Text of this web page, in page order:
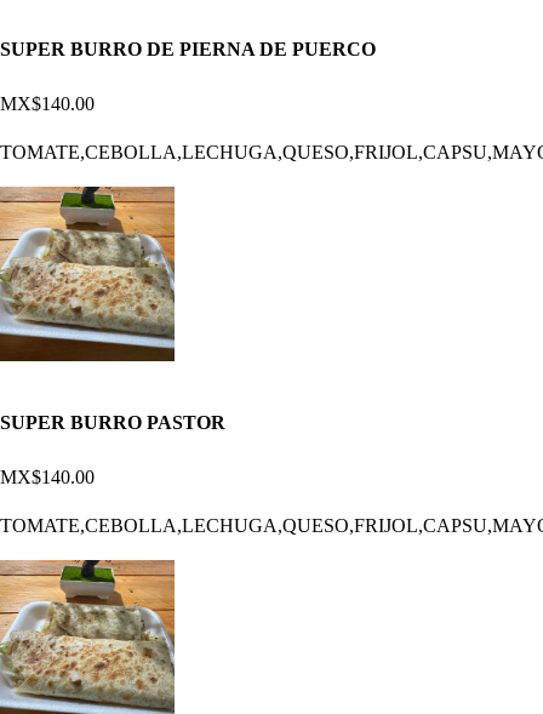
SUPER BURRO DE PIERNA DE PUERCO
MX$140.00
SUPER BURRO PASTOR
MX$140.00